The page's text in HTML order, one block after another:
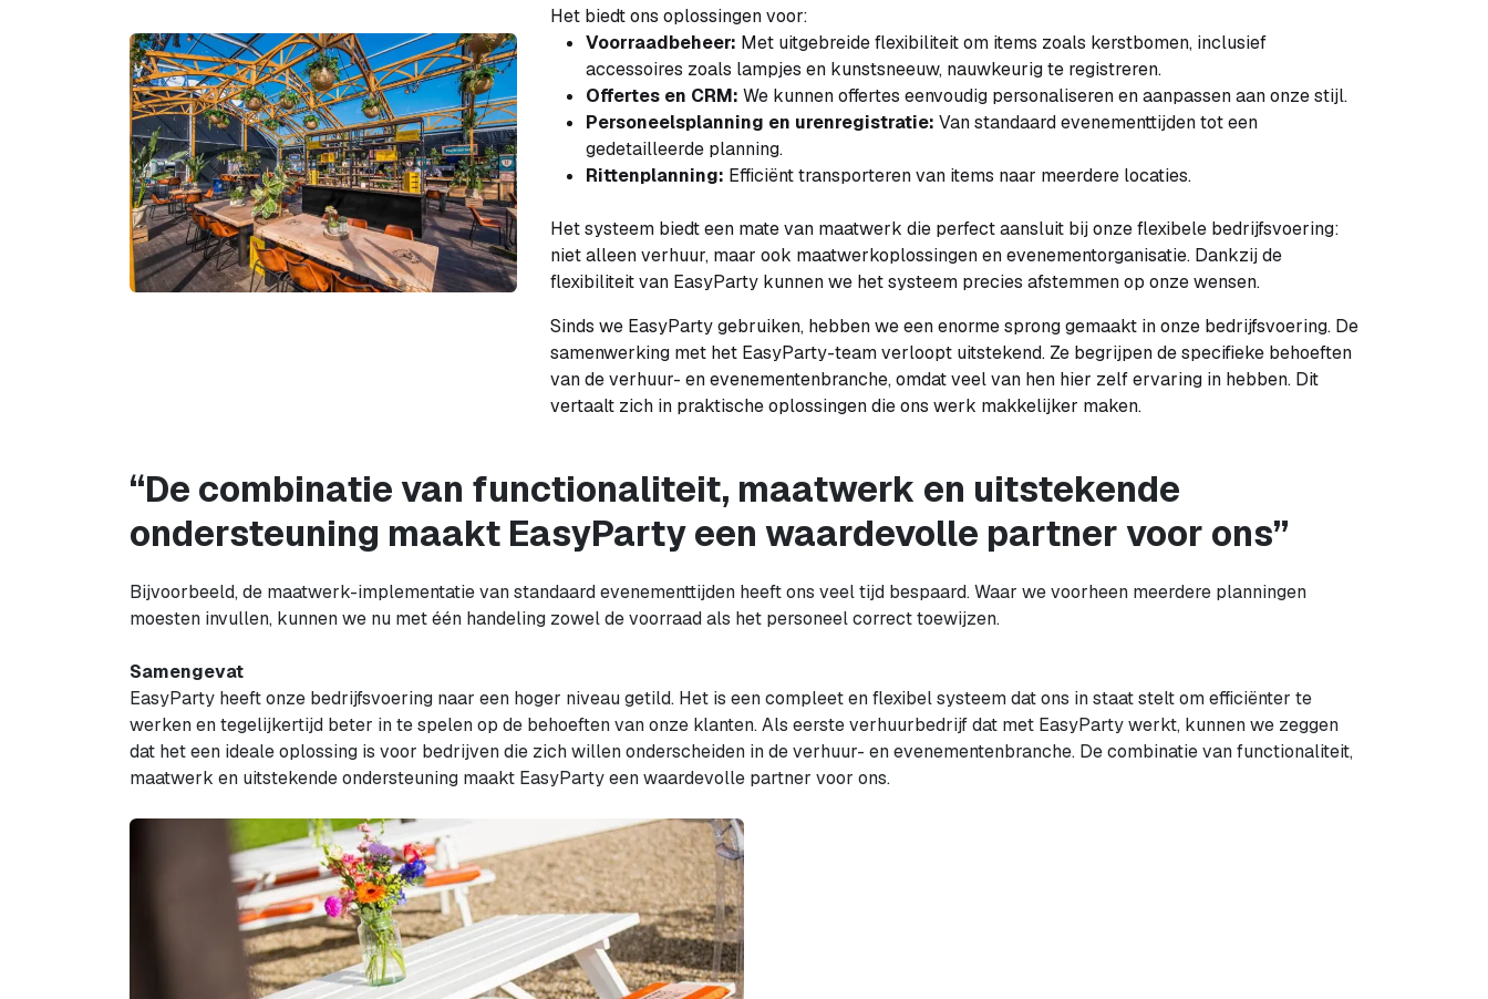
Het biedt ons oplossingen voor:
Voorraadbeheer: Met uitgebreide flexibiliteit om items zoals kerstbomen, inclusief
accessoires zoals lampjes en kunstsneeuw, nauwkeurig te registreren.
Offertes en CRM: We kunnen offertes eenvoudig personaliseren en aanpassen aan onze stijl.
Personeelsplanning en urenregistratie: Van standaard evenementtijden tot een
gedetailleerde planning.
Rittenplanning: Efficiënt transporteren van items naar meerdere locaties.
Het systeem biedt een mate van maatwerk die perfect aansluit bij onze flexibele bedrijfsvoering:
niet alleen verhuur, maar ook maatwerkoplossingen en evenementorganisatie. Dankzij de
flexibiliteit van EasyParty kunnen we het systeem precies afstemmen op onze wensen.
Sinds we EasyParty gebruiken, hebben we een enorme sprong gemaakt in onze bedrijfsvoering. De
samenwerking met het EasyParty-team verloopt uitstekend. Ze begrijpen de specifieke behoeften
van de verhuur- en evenementenbranche, omdat veel van hen hier zelf ervaring in hebben. Dit
vertaalt zich in praktische oplossingen die ons werk makkelijker maken.
“De combinatie van functionaliteit, maatwerk en uitstekende
ondersteuning maakt EasyParty een waardevolle partner voor ons”
Bijvoorbeeld, de maatwerk-implementatie van standaard evenementtijden heeft ons veel tijd bespaard. Waar we voorheen meerdere planningen
moesten invullen, kunnen we nu met één handeling zowel de voorraad als het personeel correct toewijzen.
Samengevat
EasyParty heeft onze bedrijfsvoering naar een hoger niveau getild. Het is een compleet en flexibel systeem dat ons in staat stelt om efficiënter te
werken en tegelijkertijd beter in te spelen op de behoeften van onze klanten. Als eerste verhuurbedrijf dat met EasyParty werkt, kunnen we zeggen
dat het een ideale oplossing is voor bedrijven die zich willen onderscheiden in de verhuur- en evenementenbranche. De combinatie van functionaliteit,
maatwerk en uitstekende ondersteuning maakt EasyParty een waardevolle partner voor ons.